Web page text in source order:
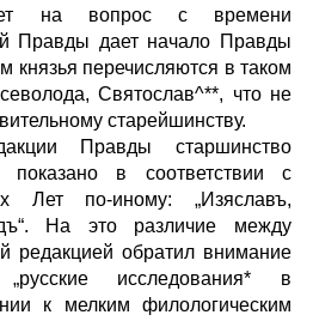
на вопрос с времени
Правды дает начало Правды
князья перечисляются в таком
Святослав^**, что не
старейшинству.
Правды старшинство
показано в соответствии с
Лет по-иному: „Изяславъ,
На это различие между
редакцией обратил внимание
исследования* в
к мелким филологическим